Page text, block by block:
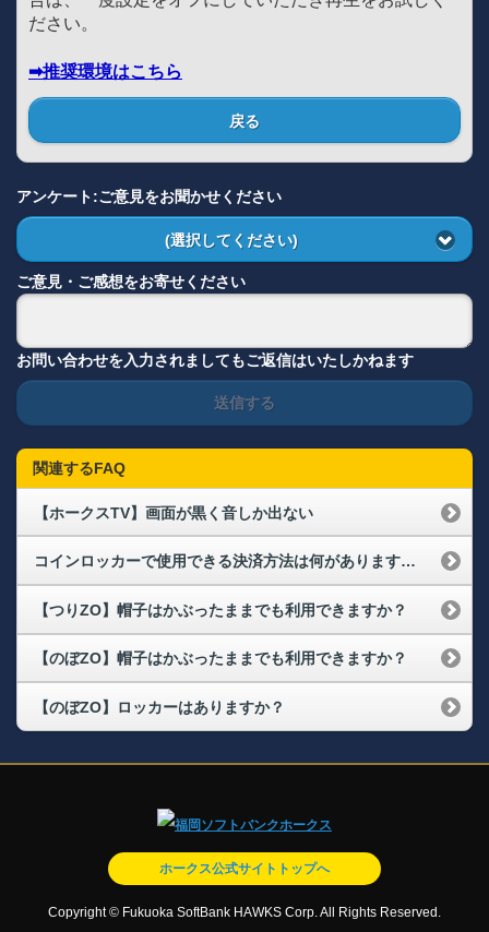
ださい。
➡推奨環境はこちら
戻る
アンケート:ご意見をお聞かせください
(選択してください)
ご意見・ご感想をお寄せください
お問い合わせを入力されましてもご返信はいたしかねます
送信する
関連するFAQ
【ホークスTV】画面が黒く音しか出ない
コインロッカーで使用できる決済方法は何がありますか。
【つりZO】帽子はかぶったままでも利用できますか？
【のぼZO】帽子はかぶったままでも利用できますか？
【のぼZO】ロッカーはありますか？
ホークス公式サイトトップへ
Copyright © Fukuoka SoftBank HAWKS Corp. All Rights Reserved.